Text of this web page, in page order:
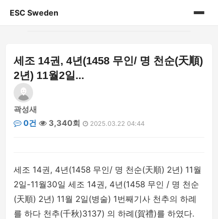
ESC Sweden
게시판
세조 14권, 4년(1458 무인/ 명 천순(天順)
2년) 11월2일...
곽성새
0건
3,340회 2025.03.22 04:44
세조 14권, 4년(1458 무인/ 명 천순(天順) 2년) 11월
2일-11월30일 세조 14권, 4년(1458 무인 / 명 천순
(天順) 2년) 11월 2일(병술) 1번째기사 천추의 하례
를 하다 천추(千秋)3137) 의 하례(賀禮)를 하였다.